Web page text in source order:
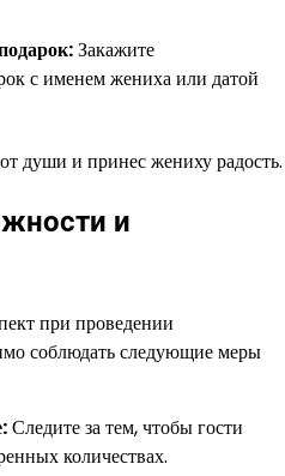
Закажите
с именем жениха или датой
души и принес жениху радость.
и
при проведении
соблюдать следующие меры
Следите за тем, чтобы гости
количествах.